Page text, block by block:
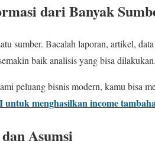
dari Banyak
sumber. Bacalah laporan, artikel,
baik analisis yang bisa dilakukan.
peluang bisnis modern, kamu bisa
untuk menghasilkan income
Asumsi